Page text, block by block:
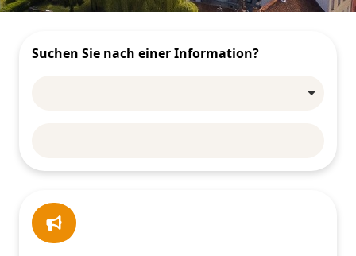
Suchen Sie nach einer Information?